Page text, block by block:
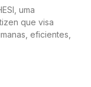
uma
que visa
eficientes,